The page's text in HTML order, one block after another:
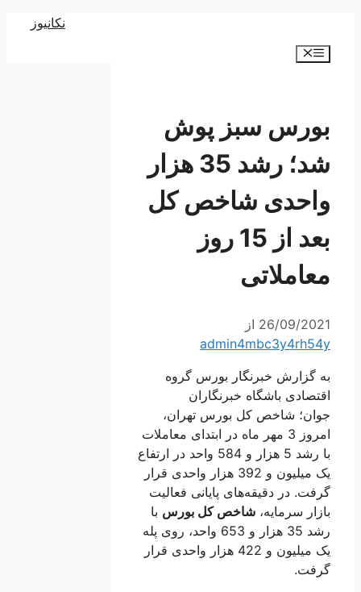
نکانیوز
فهرست
بورس سبز پوش
شد؛ رشد 35 هزار
واحدی شاخص کل
بعد از 15 روز
معاملاتی
26/09/2021 از
admin4mbc3y4rh54y
به گزارش خبرنگار بورس گروه
اقتصادی باشگاه خبرنگاران
جوان؛ شاخص کل بورس تهران،
امروز 3 مهر ماه در ابتدای معاملات
با رشد 5 هزار و 584 واحد در ارتفاع
یک میلیون و 392 هزار واحدی قرار
گرفت. در دقیقه‌های پایانی فعالیت
بازار سرمایه،شاخص کل بورس با
رشد 35 هزار و 653 واحد، روی پله
یک میلیون و 422 هزار واحدی قرار
گرفت.